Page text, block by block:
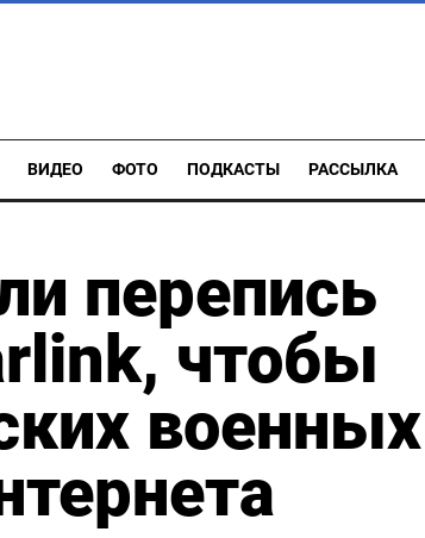
ВИДЕО ФОТО ПОДКАСТЫ РАССЫЛКА
перепись
чтобы
военных